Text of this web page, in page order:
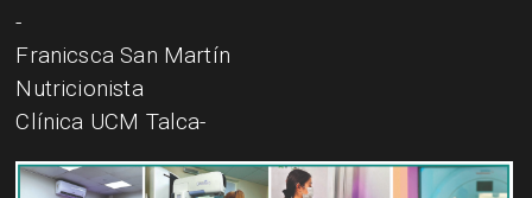
-
Franicsca San Martín
Nutricionista
Clínica UCM Talca-